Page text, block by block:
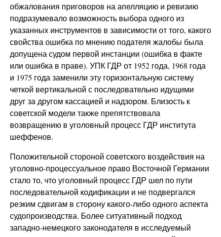
обжалования приговоров на апелляцию и ревизию
подразумевало возможность выбора одного из
указанных инструментов в зависимости от того, какого
свойства ошибка по мнению подателя жалобы была
допущена судом первой инстанции (ошибка в факте
или ошибка в праве). УПК ГДР от 1952 года, 1968 года
и 1975 года заменили эту горизонтальную систему
четкой вертикальной с последовательно идущими
друг за другом кассацией и надзором. Близость к
советской модели также препятствовала
возвращению в уголовный процесс ГДР института
шеффенов.
Положительной стороной советского воздействия на
уголовно-процессуальное право Восточной Германии
стало то, что уголовный процесс ГДР шел по пути
последовательной кодификации и не подвергался
резким сдвигам в сторону какого-либо одного аспекта
судопроизводства. Более ситуативный подход
западно-немецкого законодателя в исследуемый